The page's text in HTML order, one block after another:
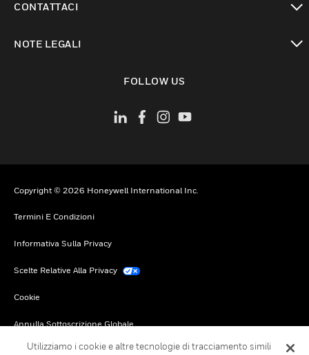
CONTATTACI
NOTE LEGALI
FOLLOW US
Copyright © 2026 Honeywell International Inc.
Termini E Condizioni
Informativa Sulla Privacy
Scelte Relative Alla Privacy
Cookie
Annulla Sottoscrizione Globale
Utilizziamo i cookie e altre tecnologie di tracciamento simili